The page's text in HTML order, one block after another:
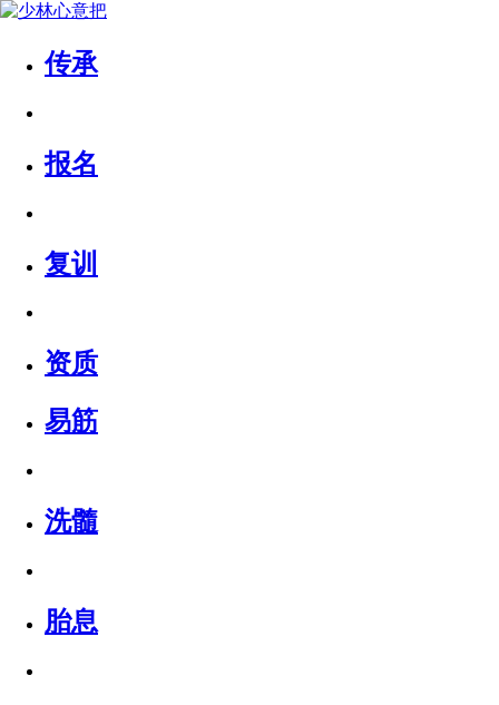
传承
报名
复训
资质
易筋
洗髓
胎息